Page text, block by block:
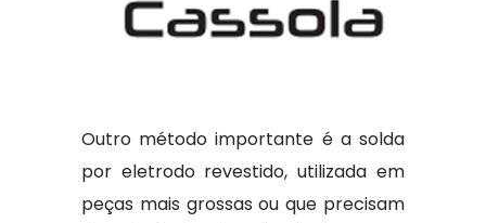
Outro método importante é a solda
por eletrodo revestido, utilizada em
peças mais grossas ou que precisam